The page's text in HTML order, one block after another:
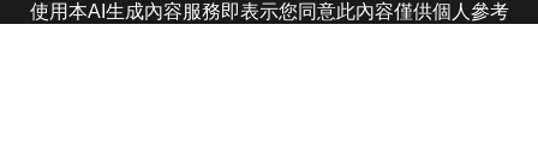
使用本AI生成內容服務即表示您同意此內容僅供個人參考